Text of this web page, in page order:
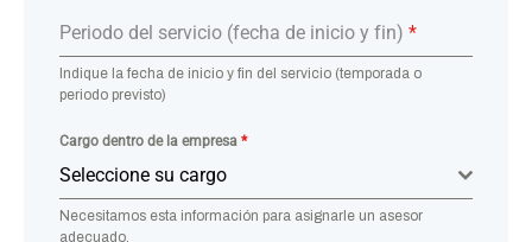
Periodo del servicio (fecha de inicio y fin) *
Indique la fecha de inicio y fin del servicio (temporada o
periodo previsto)
Cargo dentro de la empresa *
Seleccione su cargo
Necesitamos esta información para asignarle un asesor
adecuado.